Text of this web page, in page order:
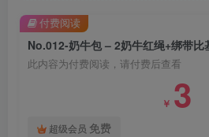
No.012-奶牛包 – 2奶牛红绳+绑带比
此内容为付费阅读，请付费后查看
￥ 3
超级会员 免费
付费阅读